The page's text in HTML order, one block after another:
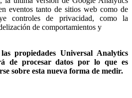
eventos tanto de sitios web como de
controles de privacidad, como la
de comportamientos y
propiedades Universal Analytics
de procesar datos por lo que es
sobre esta nueva forma de medir.